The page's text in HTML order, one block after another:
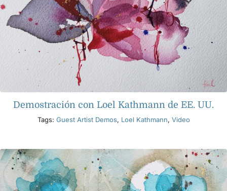
Demostración con Loel Kathmann de EE. UU.
Tags: Guest Artist Demos, Loel Kathmann, Video